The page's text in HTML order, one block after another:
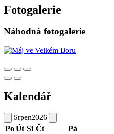
Fotogalerie
Náhodná fotogalerie
Kalendář
Srpen2026
Po Út St Čt Pá